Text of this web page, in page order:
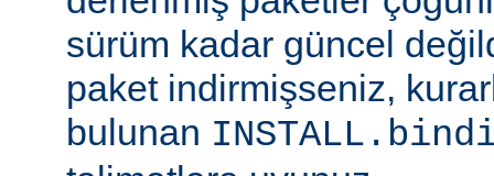
sürüm kadar güncel
paket indirmişseniz,
bulunan